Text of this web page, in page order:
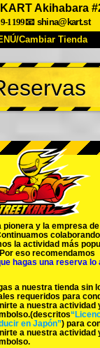
Akihabara
1199📧 shina@kart.st
Cambiar Tienda
INICIO
Especificaciones
Cambiar Tienda
pionera y la empresa
la actividad más
eso recomendamos
hagas una reserva lo
a nuestra tienda sin
requeridos para
a nuestra actividad
(descritos
en Japón”) para
a nuestra actividad